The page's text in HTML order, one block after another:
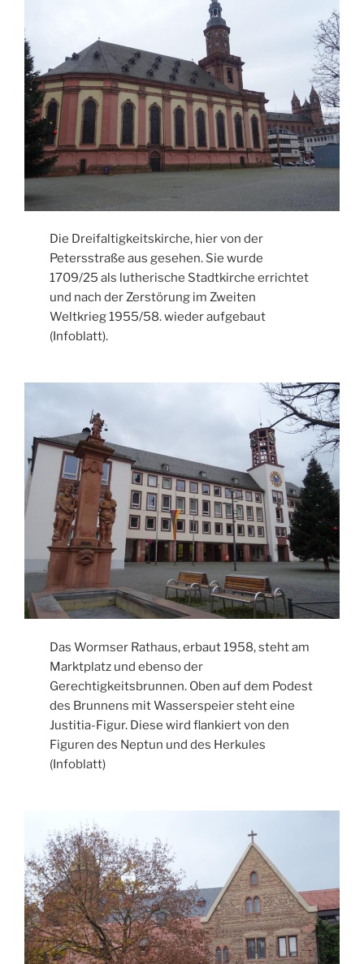
Die Dreifaltigkeitskirche, hier von der
Petersstraße aus gesehen. Sie wurde
1709/25 als lutherische Stadtkirche errichtet
und nach der Zerstörung im Zweiten
Weltkrieg 1955/58. wieder aufgebaut
(Infoblatt).
Das Wormser Rathaus, erbaut 1958, steht am
Marktplatz und ebenso der
Gerechtigkeitsbrunnen. Oben auf dem Podest
des Brunnens mit Wasserspeier steht eine
Justitia-Figur. Diese wird flankiert von den
Figuren des Neptun und des Herkules
(Infoblatt)